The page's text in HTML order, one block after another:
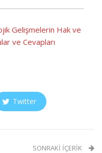
Gelişmelerin Hak ve
ve Cevapları
Twitter
SONRAKI İÇERIK